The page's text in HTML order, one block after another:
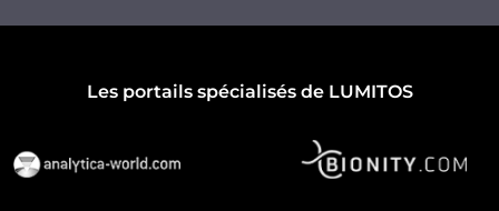
Les portails spécialisés de LUMITOS